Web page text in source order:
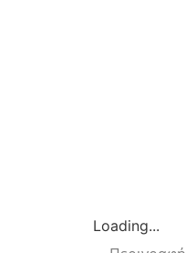
Loading...